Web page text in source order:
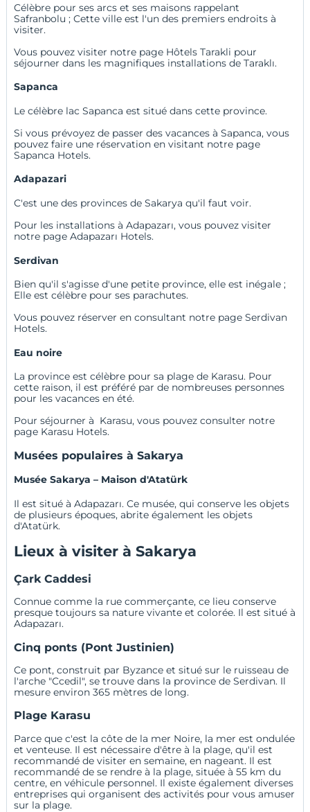
Célèbre pour ses arcs et ses maisons rappelant
Safranbolu ; Cette ville est l'un des premiers endroits à
visiter.
Vous pouvez visiter notre page Hôtels Tarakli pour
séjourner dans les magnifiques installations de Taraklı.
Sapanca
Le célèbre lac Sapanca est situé dans cette province.
Si vous prévoyez de passer des vacances à Sapanca, vous
pouvez faire une réservation en visitant notre page
Sapanca Hotels.
Adapazari
C'est une des provinces de Sakarya qu'il faut voir.
Pour les installations à Adapazarı, vous pouvez visiter
notre page Adapazarı Hotels.
Serdivan
Bien qu'il s'agisse d'une petite province, elle est inégale ;
Elle est célèbre pour ses parachutes.
Vous pouvez réserver en consultant notre pageSerdivan
Hotels.
Eau noire
La province est célèbre pour sa plage de Karasu. Pour
cette raison, il est préféré par de nombreuses personnes
pour les vacances en été.
Pour séjourner à Karasu, vous pouvez consulter notre
page Karasu Hotels.
Musées populaires à Sakarya
Musée Sakarya – Maison d'Atatürk
Il est situé à Adapazarı. Ce musée, qui conserve les objets
de plusieurs époques, abrite également les objets
d'Atatürk.
Lieux à visiter à Sakarya
Çark Caddesi
Connue comme la rue commerçante, ce lieu conserve
presque toujours sa nature vivante et colorée. Il est situé à
Adapazarı.
Cinq ponts (Pont Justinien)
Ce pont, construit par Byzance et situé sur le ruisseau de
l'arche "Ccedil", se trouve dans la province de Serdivan. Il
mesure environ 365 mètres de long.
Plage Karasu
Parce que c'est la côte de la mer Noire, la mer est ondulée
et venteuse. Il est nécessaire d'être à la plage, qu'il est
recommandé de visiter en semaine, en nageant. Il est
recommandé de se rendre à la plage, située à 55 km du
centre, en véhicule personnel. Il existe également diverses
entreprises qui organisent des activités pour vous amuser
sur la plage.